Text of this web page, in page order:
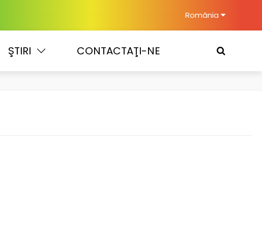
România
ŞTIRI CONTACTAŢI-NE